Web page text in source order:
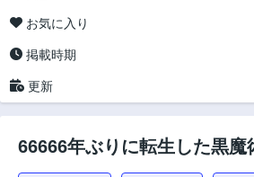
お気に入り
掲載時期
更新
66666年ぶりに転生した黒魔